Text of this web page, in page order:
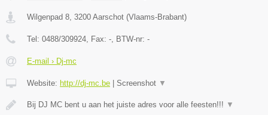
Wilgenpad 8 3200 Aarschot (Vlaams-Brabant)
Tel: 0488/309924 , Fax: - , BTW-nr: -
E-mail › Dj-mc
Website: http://dj-mc.be | Screenshot ▼
Bij DJ MC bent u aan het juiste adres voor alle feesten!!! ▼